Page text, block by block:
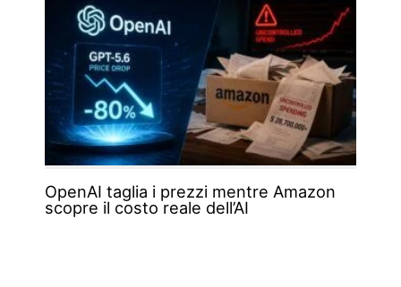
OpenAI taglia i prezzi mentre Amazon
scopre il costo reale dell’AI